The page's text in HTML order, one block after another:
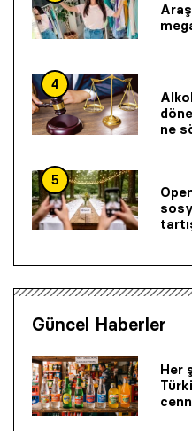
4
ne
5
Güncel Haberler
Her